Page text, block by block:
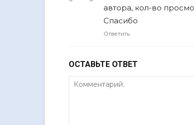
автора, кол-во
Спасибо
Ответить
ОСТАВЬТЕ ОТВЕТ